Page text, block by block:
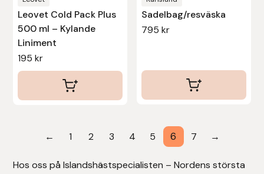
Leovet Cold Pack Plus
500 ml – Kylande
Liniment
195kr
Sadelbag/resväska
795 kr
← 1 2 3 4 5 6 7 →
Hos oss på Islandshästspecialisten – Nordens största
Suedwind
Tear-Aid
Tekna
Tidningen Ridsport Island
TöltSaga
TOPREITER